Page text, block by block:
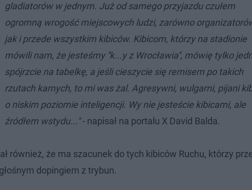
gladiatorów w jednym. Już od samego przyjazdu czułem
ogromną wrogość miejscowych ludzi, zarówno
jak i przede wszystkim kibiców. Kibicom, którzy na stadionie
mówili nam, że jesteśmy ''k...y z Wrocławia'', mówię tylko
spójrzcie na tabelkę, a jeśli cieszycie się remisem po takich
rzutach karnych, to mi was żal. Agresywni, wulgarni, pijani
o niskim poziomie inteligencji. Wy nie jesteście kibicami, ale
źródłem wstydu..."- napisał na portalu X David Balda.
również, że ma szacunek do tych kibiców Ruchu, którzy
dopingiem z trybun.